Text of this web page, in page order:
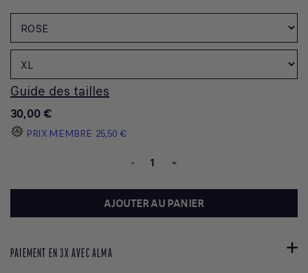
Guide des tailles
30,00 €
PRIX MEMBRE 25,50 €
- +
AJOUTER AU PANIER
PAIEMENT EN 3X AVEC ALMA